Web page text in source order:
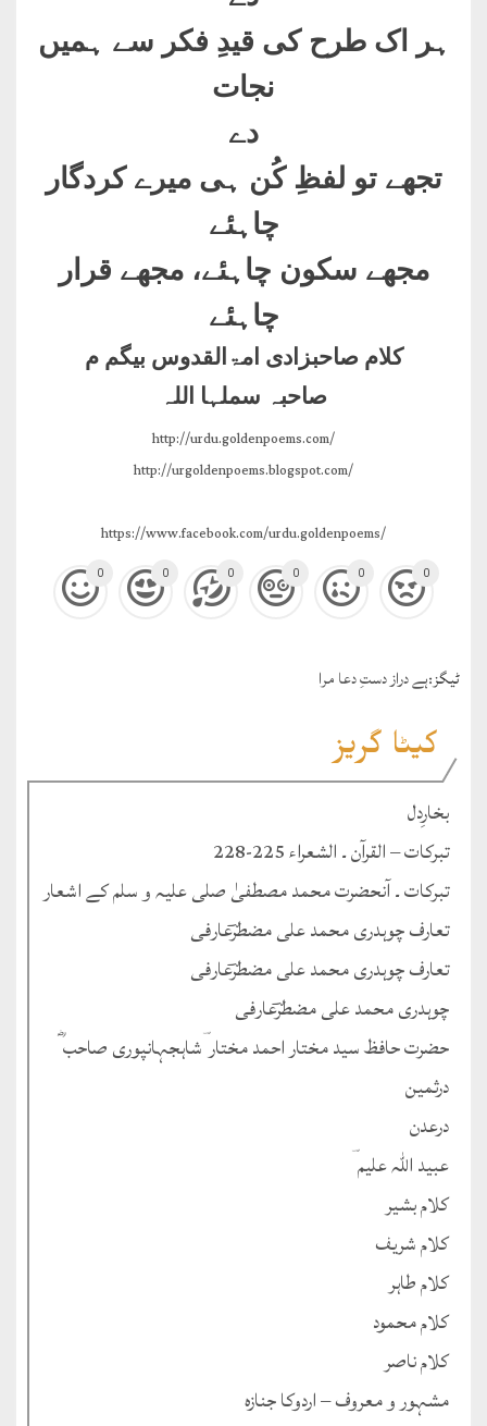
ہر اک طرح کی قیدِ فکر سے ہمیں
نجات
دے
تجھے تو لفظِ کُن ہی میرے کردگار
چاہئے
مجھے سکون چاہئے، مجھے قرار
چاہئے
کلام صاحبزادی امۃالقدوس بیگم م
صاحبہ سملہا اللہ
http://urdu.goldenpoems.com/
http://urgoldenpoems.blogspot.com/
https://www.facebook.com/urdu.goldenpoems/
0 0 0 0 0 0
ٹيگز:ہے دراز دستِ دعا مرا
کیٹا گریز
بخارِدل
تبرکات – القرآن ۔ الشعراء 225-228
تبرکات ۔ آنحضرت محمد مصطفیٰ صلی علیہ و سلم کے اشعار
تعارف چوہدری محمد علی مضطرؔعارفی
تعارف چوہدری محمد علی مضطرؔعارفی
چوہدری محمد علی مضطرؔعارفی
حضرت حافظ سید مختار احمد مختار ؔشاہجہانپوری صاحب ؓ
درثمین
درعدن
عبید اللہ علیم ؔ
کلام بشیر
کلام شریف
کلام طاہر
کلام محمود
کلام ناصر
مشہور و معروف – اردوکا جنازہ